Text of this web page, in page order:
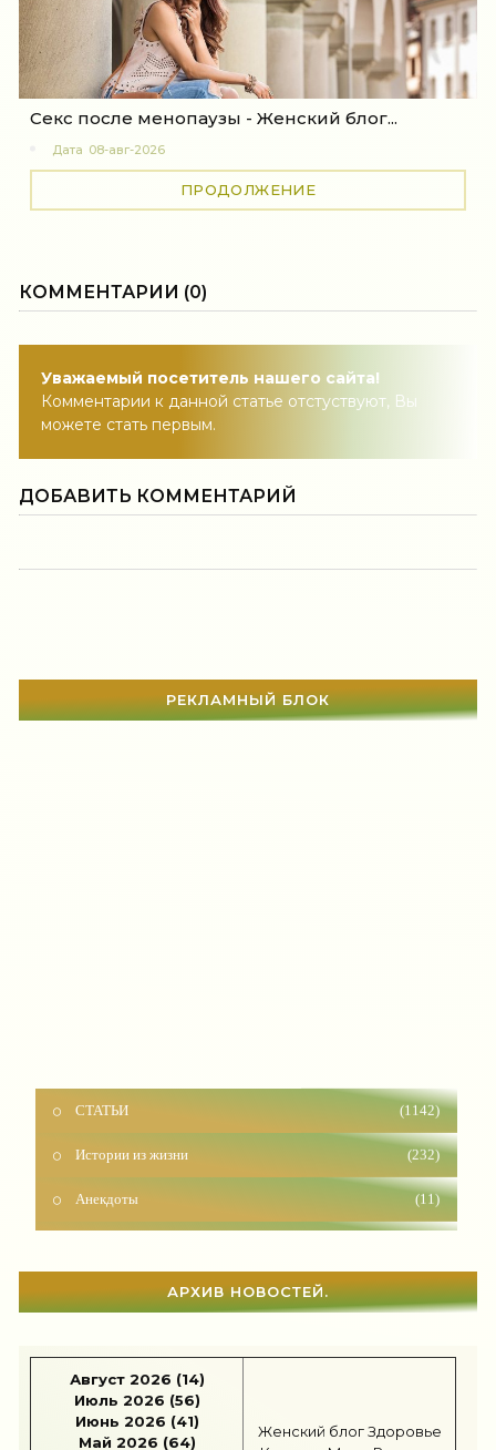
Секс после менопаузы - Женский блог...
Дата 08-авг-2026
ПРОДОЛЖЕНИЕ
КОММЕНТАРИИ (0)
Уважаемый посетитель нашего сайта!
Комментарии к данной статье отстуствуют, Вы
можете стать первым.
ДОБАВИТЬ КОММЕНТАРИЙ
РЕКЛАМНЫЙ БЛОК
СТАТЬИ (1142)
Истории из жизни (232)
(11)
(927)
Наши дети (1818)
Карьера (96)
Бизнес
Рецепты
АРХИВ НОВОСТЕЙ.
Август 2026 (14)
Июль 2026 (56)
Июнь 2026 (41)
Май 2026 (64)
Женский блог Здоровье